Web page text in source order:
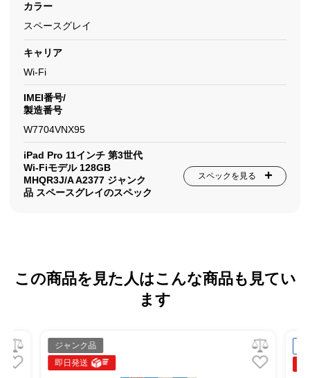
カラー
スペースグレイ
キャリア
Wi-Fi
IMEI番号/
製造番号
W7704VNX95
iPad Pro 11インチ 第3世代
Wi-Fiモデル 128GB
MHQR3J/A A2377 ジャンク
品 スペースグレイのスペック
スペックを見る
この商品を見た人はこんな商品も見てい
ます
ジャンク品
即日発送